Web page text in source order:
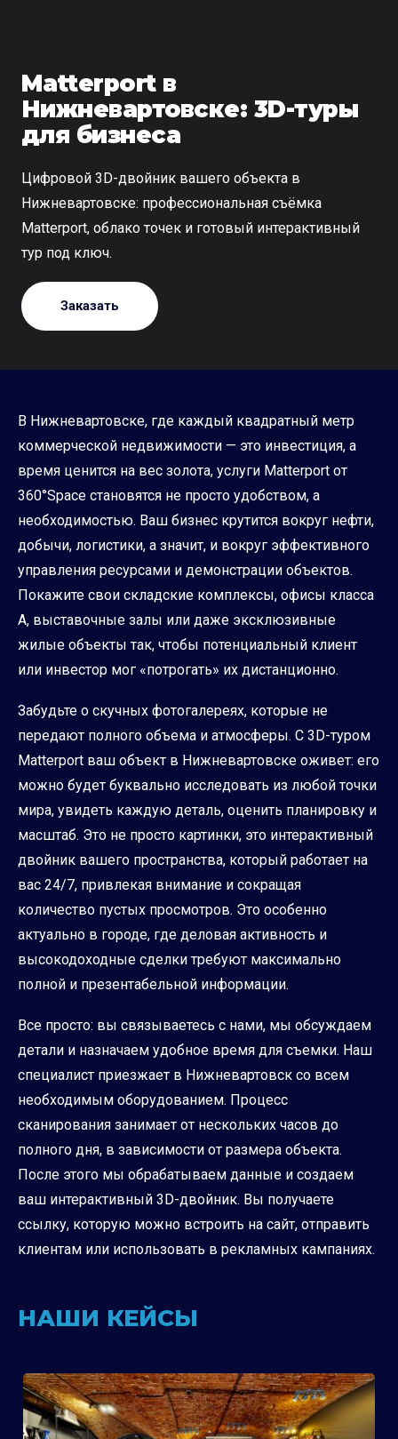
Matterport в
Нижневартовске: 3D-туры
для бизнеса
Цифровой 3D-двойник вашего объекта в
Нижневартовске: профессиональная съёмка
Matterport, облако точек и готовый интерактивный
тур под ключ.
Заказать
В Нижневартовске, где каждый квадратный метр
коммерческой недвижимости — это инвестиция, а
время ценится на вес золота, услуги Matterport от
360°Space становятся не просто удобством, а
необходимостью. Ваш бизнес крутится вокруг нефти,
добычи, логистики, а значит, и вокруг эффективного
управления ресурсами и демонстрации объектов.
Покажите свои складские комплексы, офисы класса
А, выставочные залы или даже эксклюзивные
жилые объекты так, чтобы потенциальный клиент
или инвестор мог «потрогать» их дистанционно.
Забудьте о скучных фотогалереях, которые не
передают полного объема и атмосферы. С 3D-туром
Matterport ваш объект в Нижневартовске оживет: его
можно будет буквально исследовать из любой точки
мира, увидеть каждую деталь, оценить планировку и
масштаб. Это не просто картинки, это интерактивный
двойник вашего пространства, который работает на
вас 24/7, привлекая внимание и сокращая
количество пустых просмотров. Это особенно
актуально в городе, где деловая активность и
высокодоходные сделки требуют максимально
полной и презентабельной информации.
Все просто: вы связываетесь с нами, мы обсуждаем
детали и назначаем удобное время для съемки. Наш
специалист приезжает в Нижневартовск со всем
необходимым оборудованием. Процесс
сканирования занимает от нескольких часов до
полного дня, в зависимости от размера объекта.
После этого мы обрабатываем данные и создаем
ваш интерактивный 3D-двойник. Вы получаете
ссылку, которую можно встроить на сайт, отправить
клиентам или использовать в рекламных кампаниях.
НАШИ КЕЙСЫ